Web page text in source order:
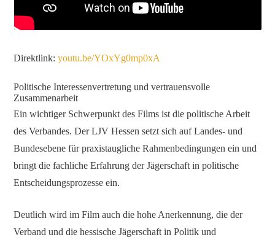
Direktlink:youtu.be/YOxYg0mp0xA
Politische Interessenvertretung und vertrauensvolle
Zusammenarbeit
Ein wichtiger Schwerpunkt des Films ist die politische Arbeit
des Verbandes. Der LJV Hessen setzt sich auf Landes- und
Bundesebene für praxistaugliche Rahmenbedingungen ein und
bringt die fachliche Erfahrung der Jägerschaft in politische
Entscheidungsprozesse ein.
Deutlich wird im Film auch die hohe Anerkennung, die der
Verband und die hessische Jägerschaft in Politik und